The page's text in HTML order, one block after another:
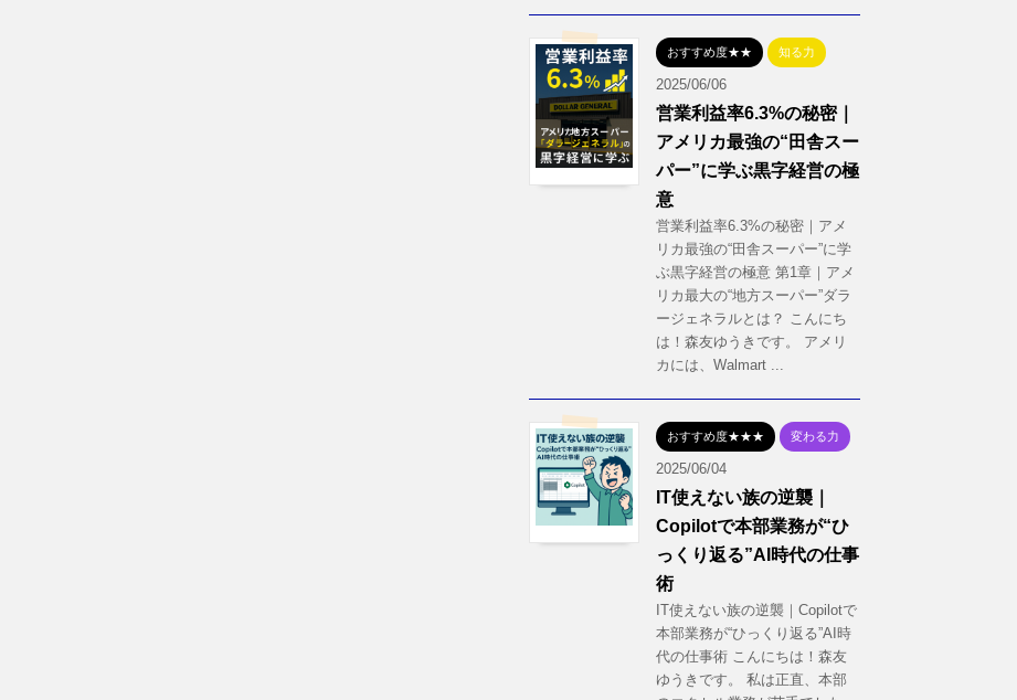
おすすめ度★★ 知る力
2025/06/06
営業利益率6.3%の秘密｜
アメリカ最強の“田舎スー
パー”に学ぶ黒字経営の極
意
営業利益率6.3%の秘密｜アメ
リカ最強の“田舎スーパー”に学
ぶ黒字経営の極意 第1章｜アメ
リカ最大の“地方スーパー”ダラ
ージェネラルとは？ こんにち
は！森友ゆうきです。 アメリ
カには、Walmart ...
おすすめ度★★★ 変わる力
2025/06/04
IT使えない族の逆襲｜
Copilotで本部業務が“ひ
っくり返る”AI時代の仕事
術
IT使えない族の逆襲｜Copilotで
本部業務が“ひっくり返る”AI時
代の仕事術 こんにちは！森友
ゆうきです。 私は正直、本部